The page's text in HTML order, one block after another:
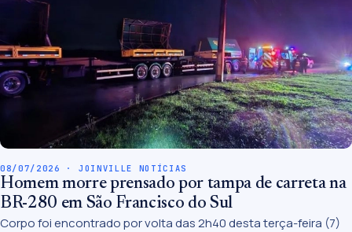
08/07/2026 · JOINVILLE NOTÍCIAS
Homem morre prensado por tampa de carreta na
BR-280 em São Francisco do Sul
Corpo foi encontrado por volta das 2h40 desta terça-feira (7)